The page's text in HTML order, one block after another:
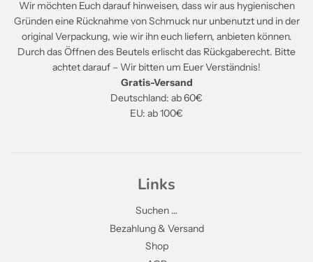
Wir möchten Euch darauf hinweisen, dass wir aus hygienischen
Gründen eine Rücknahme von Schmuck nur unbenutzt und in der
original Verpackung, wie wir ihn euch liefern, anbieten können.
Durch das Öffnen des Beutels erlischt das Rückgaberecht. Bitte
achtet darauf – Wir bitten um Euer Verständnis!
Gratis-Versand
Deutschland: ab 60€
EU: ab 100€
Links
Suchen …
Bezahlung & Versand
Shop